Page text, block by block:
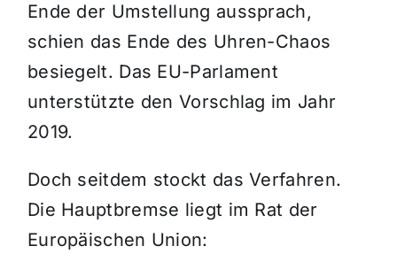
Ende der Umstellung aussprach,
schien das Ende des Uhren-Chaos
besiegelt. Das EU-Parlament
unterstützte den Vorschlag im Jahr
2019.
Doch seitdem stockt das Verfahren.
Die Hauptbremse liegt im Rat der
Europäischen Union: